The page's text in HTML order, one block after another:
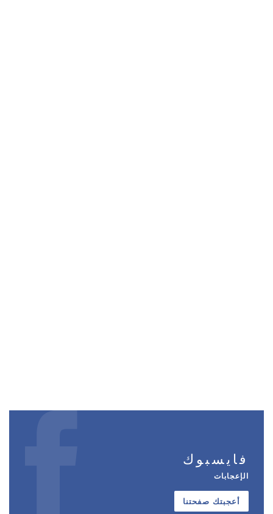
فايسبوك
الإعجابات
أعجبتك صفحتنا